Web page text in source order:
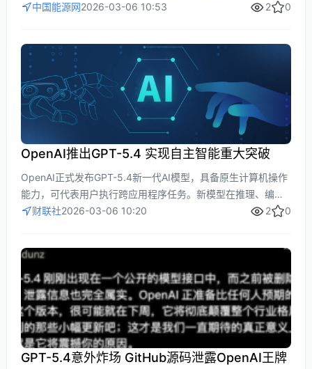
章详细介绍了GPT-5.4的新功能、性能提升和定价策略，同时
中国能源网2026-03-06 10:53 2 0
OpenAI推出GPT-5.4 实现自主智能重大突破
OpenAI正式发布GPT-5.4新一代AI模型，具备原生计算机操作
能力，可代表用户执行跨应用程序任务。新模型在推理、编程
和办公任务处理方面显著提升，事实准确性提高33%，并支持
财联社2026-03-06 10:20 2 0
GPT-5.4意外炸场 GitHub源码泄露OpenAI王牌